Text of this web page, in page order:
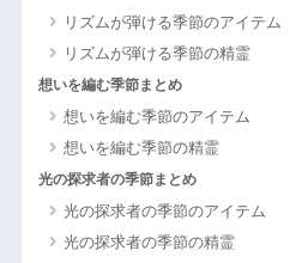
リズムが弾ける季節のアイテム
リズムが弾ける季節の精霊
想いを編む季節まとめ
想いを編む季節のアイテム
想いを編む季節の精霊
光の探求者の季節まとめ
光の探求者の季節のアイテム
光の探求者の季節の精霊